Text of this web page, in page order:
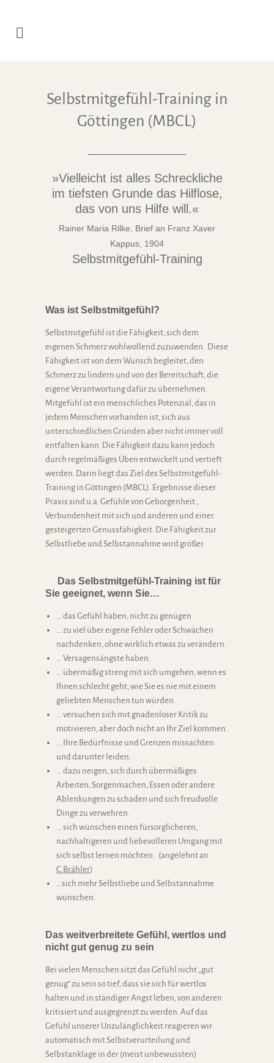
Selbstmitgefühl-Training in
Göttingen (MBCL)
»Vielleicht ist alles Schreckliche
im tiefsten Grunde das Hilflose,
das von uns Hilfe will.«
Rainer Maria Rilke, Brief an Franz Xaver
Kappus, 1904
Selbstmitgefühl-Training
Was ist Selbstmitgefühl?
Selbstmitgefühl ist die Fähigkeit, sich dem
eigenen Schmerz wohlwollend zuzuwenden. Diese
Fähigkeit ist von dem Wunsch begleitet, den
Schmerz zu lindern und von der Bereitschaft, die
eigene Verantwortung dafür zu übernehmen.
Mitgefühl ist ein menschliches Potenzial, das in
jedem Menschen vorhanden ist, sich aus
unterschiedlichen Gründen aber nicht immer voll
entfalten kann. Die Fähigkeit dazu kann jedoch
durch regelmäßiges Üben entwickelt und vertieft
werden. Darin liegt das Ziel des Selbstmitgefühl-
Training in Göttingen (MBCL). Ergebnisse dieser
Praxis sind u.a. Gefühle von Geborgenheit ,
Verbundenheit mit sich und anderen und einer
gesteigerten Genussfähigkeit. Die Fähigkeit zur
Selbstliebe und Selbstannahme wird größer.
Das Selbstmitgefühl-Training ist für
Sie geeignet, wenn Sie…
… das Gefühl haben, nicht zu genügen.
… zu viel über eigene Fehler oder Schwächen
nachdenken, ohne wirklich etwas zu verändern.
… Versagensängste haben.
… übermäßig streng mit sich umgehen, wenn es
Ihnen schlecht geht, wie Sie es nie mit einem
geliebten Menschen tun würden.
… versuchen sich mit gnadenloser Kritik zu
motivieren, aber doch nicht an Ihr Ziel kommen.
… Ihre Bedürfnisse und Grenzen missachten
und darunter leiden.
… dazu neigen, sich durch übermäßiges
Arbeiten, Sorgenmachen, Essen oder andere
Ablenkungen zu schaden und sich freudvolle
Dinge zu verwehren.
… sich wünschen einen fürsorglicheren,
nachhaltigeren und liebevolleren Umgang mit
sich selbst lernen möchten. (angelehnt an
C.Brähler)
…sich mehr Selbstliebe und Selbstannahme
wünschen.
Das weitverbreitete Gefühl, wertlos und
nicht gut genug zu sein
Bei vielen Menschen sitzt das Gefühl nicht „gut
genug“ zu sein so tief, dass sie sich für wertlos
halten und in ständiger Angst leben, von anderen
kritisiert und ausgegrenzt zu werden. Auf das
Gefühl unserer Unzulänglichkeit reagieren wir
automatisch mit Selbstverurteilung und
Selbstanklage in der (meist unbewussten)